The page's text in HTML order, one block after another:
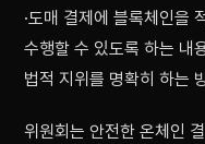
·도매 결제에 블록체인을
수행할 수 있도록 하는 내
법적 지위를 명확히 하는
위원회는 안전한 온체인